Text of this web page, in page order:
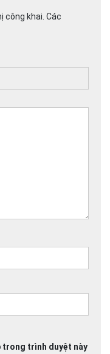
công khai. Các
trong trình duyệt này